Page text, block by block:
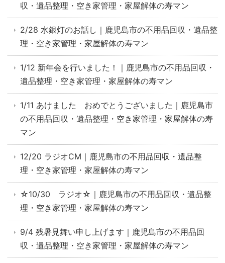
収・遺品整理・空き家管理・家屋解体の寿マン
2/28 水銀灯のお話し｜鹿児島市の不用品回収・遺品整
理・空き家管理・家屋解体の寿マン
1/12 新年会を行いました！｜鹿児島市の不用品回収・
遺品整理・空き家管理・家屋解体の寿マン
1/11 あけました おめでとうございました｜鹿児島市
の不用品回収・遺品整理・空き家管理・家屋解体の寿
マン
12/20 ラジオCM｜鹿児島市の不用品回収・遺品整
理・空き家管理・家屋解体の寿マン
☆10/30 ラジオ☆｜鹿児島市の不用品回収・遺品整
理・空き家管理・家屋解体の寿マン
9/4 残暑見舞い申し上げます｜鹿児島市の不用品回
収・遺品整理・空き家管理・家屋解体の寿マン